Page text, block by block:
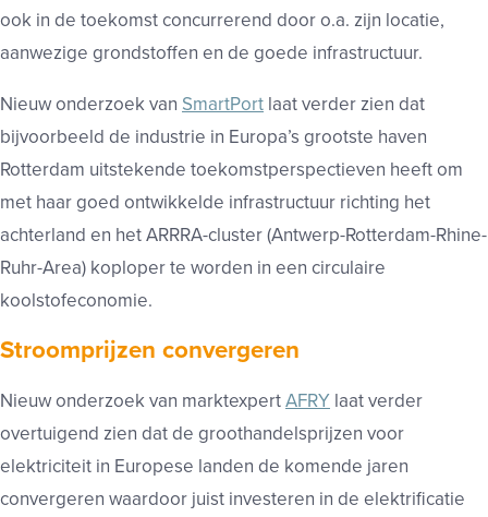
ook in de toekomst concurrerend door o.a. zijn locatie,
aanwezige grondstoffen en de goede infrastructuur.
Nieuw onderzoek van SmartPort laat verder zien dat
bijvoorbeeld de industrie in Europa’s grootste haven
Rotterdam uitstekende toekomstperspectieven heeft om
met haar goed ontwikkelde infrastructuur richting het
achterland en het ARRRA-cluster (Antwerp-Rotterdam-Rhine-
Ruhr-Area) koploper te worden in een circulaire
koolstofeconomie.
Stroomprijzen convergeren
Nieuw onderzoek van marktexpertAFRY laat verder
overtuigend zien dat de groothandelsprijzen voor
elektriciteit in Europese landen de komende jaren
convergeren waardoor juist investeren in de elektrificatie